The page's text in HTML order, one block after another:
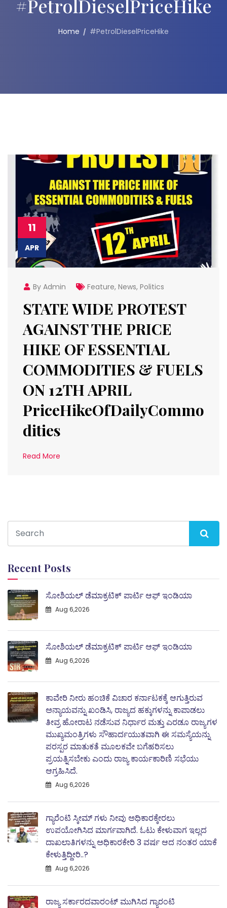
#PetrolDieselPriceHike
Home #PetrolDieselPriceHike
11
APR
By Admin Feature, News, Politics
STATE WIDE PROTEST
AGAINST THE PRICE
HIKE OF ESSENTIAL
COMMODITIES & FUELS
ON 12TH APRIL
PriceHikeOfDailyCommo
dities
Read More
Recent Posts
ಸೋಶಿಯಲ್ ಡೆಮಾಕ್ರಟಿಕ್ ಪಾರ್ಟಿ ಆಫ್ ಇಂಡಿಯಾ
Aug 6,2026
ಸೋಶಿಯಲ್ ಡೆಮಾಕ್ರಟಿಕ್ ಪಾರ್ಟಿ ಆಫ್ ಇಂಡಿಯಾ
Aug 6,2026
ಕಾವೇರಿ ನೀರು ಹಂಚಿಕೆ ವಿಚಾರ ಕರ್ನಾಟಕಕ್ಕೆ ಆಗುತ್ತಿರುವ
ಅನ್ಯಾಯವನ್ನು ಖಂಡಿಸಿ, ರಾಜ್ಯದ ಹಕ್ಕುಗಳನ್ನು ಕಾಪಾಡಲು
ತೀವ್ರ ಹೋರಾಟ ನಡೆಸುವ ನಿರ್ಧಾರ ಮತ್ತು ಎರಡೂ ರಾಜ್ಯಗಳ
ಮುಖ್ಯಮಂತ್ರಿಗಳು ಸೌಹಾರ್ದಯುತವಾಗಿ ಈ ಸಮಸ್ಯೆಯನ್ನು
ಪರಸ್ಪರ ಮಾತುಕತೆ ಮೂಲಕವೇ ಬಗೆಹರಿಸಲು
ಪ್ರಯತ್ನಿಸಬೇಕು ಎಂದು ರಾಜ್ಯ ಕಾರ್ಯಕಾರಿಣಿ ಸಭೆಯು
ಆಗ್ರಹಿಸಿದೆ.
Aug 6,2026
ಗ್ಯಾರೆಂಟಿ ಸ್ಕೀಮ್ ಗಳು ನೀವು ಅಧಿಕಾರಕ್ಕೇರಲು
ಉಪಯೋಗಿಸಿದ ಮಾರ್ಗವಾಗಿದೆ. ಓಟು ಕೇಳುವಾಗ ಇಲ್ಲದ
ದಾಖಲಾತಿಗಳನ್ನು ಅಧಿಕಾರಕೇರಿ 3 ವರ್ಷ ಆದ ನಂತರ ಯಾಕೆ
ಕೇಳುತ್ತಿದ್ದೀರಿ..?
Aug 6,2026
ರಾಜ್ಯ ಸರ್ಕಾರದವಾರಂಟ್ ಮುಗಿಸಿದ ಗ್ಯಾರಂಟಿ